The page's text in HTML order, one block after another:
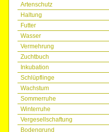
Artenschutz
Haltung
Futter
Wasser
Vermehrung
Zuchtbuch
Inkubation
Schlüpflinge
Wachstum
Sommerruhe
Winterruhe
Vergesellschaftung
Bodengrund